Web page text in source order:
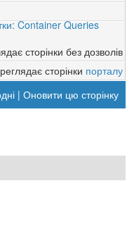
Container Queries
сторінки без дозволів
сторінки порталу
| Оновити цю сторінку